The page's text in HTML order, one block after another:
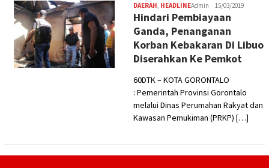
DAERAH, HEADLINEAdmin 15/03/2019
Hindari Pembiayaan
Ganda, Penanganan
Korban Kebakaran Di Libuo
Diserahkan Ke Pemkot
60DTK – KOTA GORONTALO
: Pemerintah Provinsi Gorontalo
melalui Dinas Perumahan Rakyat dan
Kawasan Pemukiman (PRKP) […]